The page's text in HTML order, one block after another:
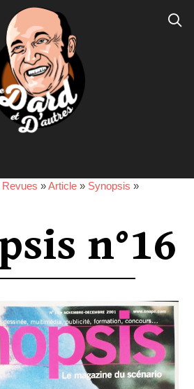
Revues »Article » Synopsis »
n°16